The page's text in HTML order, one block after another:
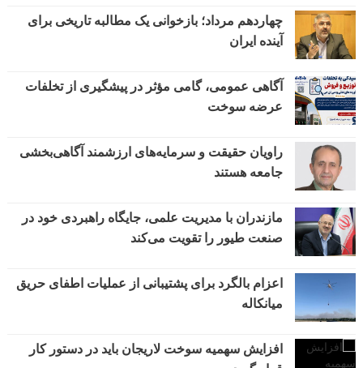
چهاردهم مرداد؛ بازخوانی یک مطالبه تاریخی برای
آینده ایران
آگاهی عمومی، گامی مؤثر در پیشگیری از تخلفات
عرضه سوخت
راویان حقیقت و سرمایه‌های ارزشمند آگاهی‌بخشی
جامعه هستند
مازندران با مدیریت علمی، جایگاه راهبردی خود در
صنعت طیور را تقویت می‌کند
اعزام بالگرد برای پشتیبانی از عملیات اطفای حریق
میانکاله
افزایش سهمیه سوخت لاریجان باید در دستور کار